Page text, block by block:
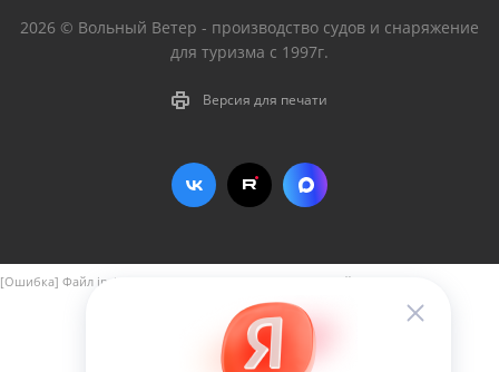
2026 © Вольный Ветер - производство судов и снаряжение
для туризма с 1997г.
Версия для печати
[Ошибка] Файл include/aspro_next_yandex_pay.php не найден